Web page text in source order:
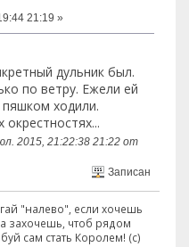
21:19 »
дульник был.
по ветру. Ежели ей
ходили.
2015, 21:22:38 21:22 от
Записан
"налево", если хочешь
захочешь, чтоб рядом
сам стать Королем! (с)